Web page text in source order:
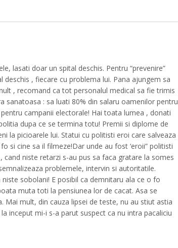
lasati doar un spital deschis. Pentru “prevenire”
, fiecare cu problema lui. Pana ajungem sa
, recomand ca tot personalul medical sa fie trimis
sanatoasa : sa luati 80% din salaru oamenilor pentru
campanii electorale! Hai toata lumea , donati
dupa ce se termina totu! Premii si diplome de
la picioarele lui. Statui cu politisti eroi care salveaza
si cine sa il filmeze!Dar unde au fost ‘eroii” politisti
niste retarzi s-au pus sa faca gratare la somes
problemele, intervin si autoritatile.
sobolani! E posibil ca demnitaru ala ce o fo
muta toti la pensiunea lor de cacat. Asa se
Mai mult, din cauza lipsei de teste, nu au stiut astia
inceput mi-i s-a parut suspect ca nu intra pacaliciu